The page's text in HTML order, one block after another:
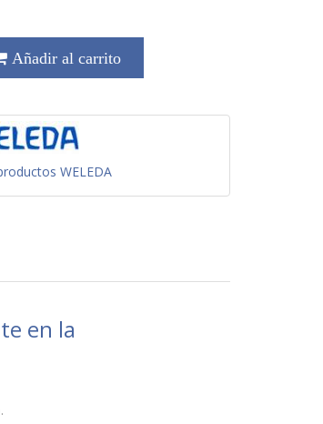
Añadir al carrito
WELEDA
en la